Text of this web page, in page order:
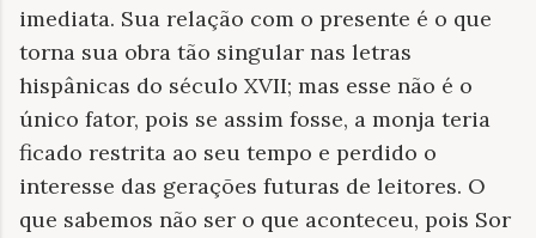
imediata. Sua relação com o presente é o que
torna sua obra tão singular nas letras
hispânicas do século XVII; mas esse não é o
único fator, pois se assim fosse, a monja teria
ficado restrita ao seu tempo e perdido o
interesse das gerações futuras de leitores. O
que sabemos não ser o que aconteceu, pois Sor